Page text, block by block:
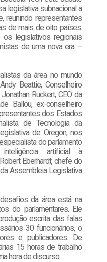
legislativa subnacional a
reunindo representantes
de mais de oito países.
legislativos regionais
de uma nova era –
da área no mundo
Beattie, Conselheiro
Ruckert, CEO da
Ballou, ex-conselheiro
dos Estados
de Tecnologia da
de Oregon, nos
do parlamento
artificial à
Eberhardt, chefe do
Assembleia Legislativa
da área está na
do parlamentares. Ele
escrita das falas
30 funcionários, o
e publicadores. De
15 horas de trabalho
hora de discurso.